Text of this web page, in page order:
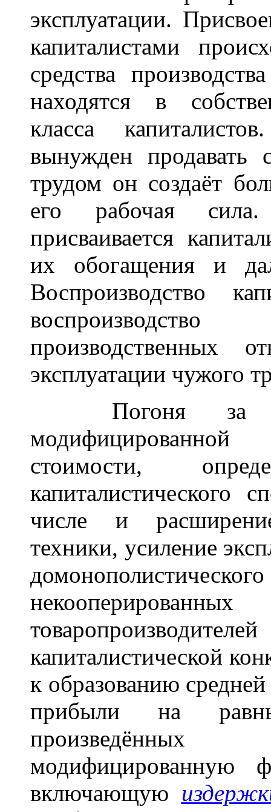
эксплуатации.
капиталистами
средства
находятся в
класса
вынужден
трудом он создаёт
его рабочая сила.
присваивается
их обогащения и
Воспроизводство
производственных
эксплуатации чужого
Погоня за
стоимости,
капиталистического
числе и
техники, усиление
капиталистической
к образованию
прибыли на
модифицированную
включающую